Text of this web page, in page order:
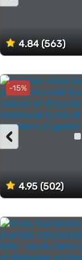
4.84 (563)
-15%
4.95 (502)
‹